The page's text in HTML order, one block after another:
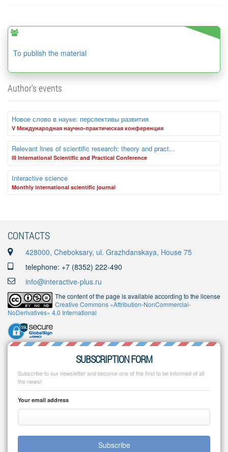
To publish the material
Author's events
Новое слово в науке: перспективы развития
V Международная научно-практическая конференция
Relevant lines of scientific research: theory and pract...
III International Scientific and Practical Conference
Interactive science
Monthly international scientific journal
CONTACTS
428000, Cheboksary, ul. Grazhdanskaya, House 75
telephone: +7 (8352) 222-490
info@interactive-plus.ru
The content of the page is available according to the license
Creative Commons «Attribution-NonCommercial-
NoDerivatives» 4.0 International
SUBSCRIPTION FORM
Subscribe to our newsletter and become one of the first to be informed of all
the news!
Your email address
Subscribe